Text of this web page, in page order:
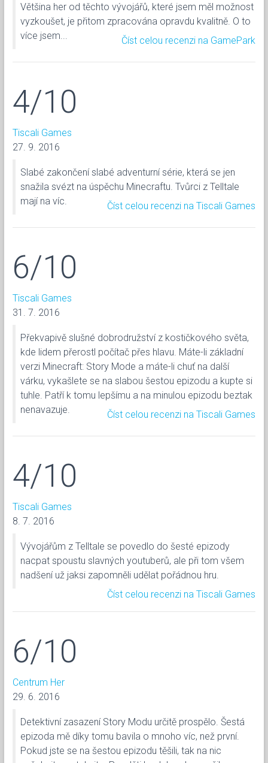
Většina her od těchto vývojářů, které jsem měl možnost
vyzkoušet, je přitom zpracována opravdu kvalitně. O to
více jsem...
Číst celou recenzi na GamePark
4/10
Tiscali Games
27. 9. 2016
Slabé zakončení slabé adventurní série, která se jen
snažila svézt na úspěchu Minecraftu. Tvůrci z Telltale
mají na víc.
Číst celou recenzi na Tiscali Games
6/10
Tiscali Games
31. 7. 2016
Překvapivě slušné dobrodružství z kostičkového světa,
kde lidem přerostl počítač přes hlavu. Máte-li základní
verzi Minecraft: Story Mode a máte-li chuť na další
várku, vykašlete se na slabou šestou epizodu a kupte si
tuhle. Patří k tomu lepšímu a na minulou epizodu beztak
nenavazuje.
Číst celou recenzi na Tiscali Games
4/10
Tiscali Games
8. 7. 2016
Vývojářům z Telltale se povedlo do šesté epizody
nacpat spoustu slavných youtuberů, ale při tom všem
nadšení už jaksi zapomněli udělat pořádnou hru.
Číst celou recenzi na Tiscali Games
6/10
Centrum Her
29. 6. 2016
Detektivní zasazení Story Modu určitě prospělo. Šestá
epizoda mě díky tomu bavila o mnoho víc, než první.
Pokud jste se na šestou epizodu těšili, tak na nic